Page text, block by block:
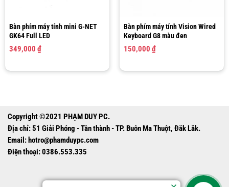
Bàn phím máy tính mini G-NET
GK64 Full LED
349,000 ₫
Bàn phím máy tính Vision Wired
Keyboard G8 màu đen
150,000 ₫
Copyright ©2021 PHẠM DUY PC.
Địa chỉ: 51 Giải Phóng - Tân thành - TP. Buôn Ma Thuột, Đắk Lắk.
Email: hotro@phamduypc.com
Điện thoại: 0386.553.335